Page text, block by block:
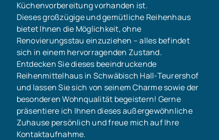
Küchenvorbereitung vorhanden ist.
Dieses großzügige und gemütliche Reihenhaus
bietet Ihnen die Möglichkeit, ohne
Renovierungsstau einzuziehen – alles befindet
sich in einem hervorragenden Zustand.
Entdecken Sie dieses beeindruckende
Reihenmittelhaus in Schwäbisch Hall-Teurershof
und lassen Sie sich von seinem Charme sowie der
besonderen Wohnqualität begeistern! Gerne
präsentiere ich Ihnen dieses außergewöhnliche
Zuhause persönlich und freue mich auf Ihre
Kontaktaufnahme.